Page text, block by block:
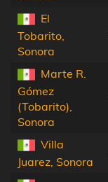
El
Tobarito,
Sonora
Marte R.
Gómez
(Tobarito),
Sonora
Villa
Juarez, Sonora